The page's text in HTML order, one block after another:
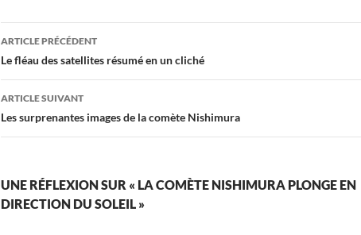
Navigation
des
articles
ARTICLE PRÉCÉDENT
Le fléau des satellites résumé en un cliché
ARTICLE SUIVANT
Les surprenantes images de la comète Nishimura
UNE RÉFLEXION SUR « LA COMÈTE NISHIMURA PLONGE EN
DIRECTION DU SOLEIL »